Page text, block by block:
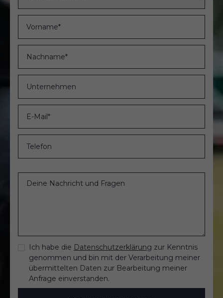
Ich habe die Datenschutzerklärung zur Kenntnis
genommen und bin mit der Verarbeitung meiner
übermittelten Daten zur Bearbeitung meiner
Anfrage einverstanden.